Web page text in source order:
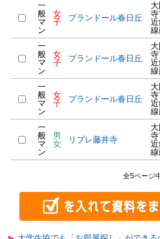
一
般
マ
ン
女
子
プランドール春日丘
一
般
マ
ン
女
子
プランドール春日丘
一
般
マ
ン
女
子
プランドール春日丘
一
般
マ
ン
男
女
リブレ藤井寺
全5ページ